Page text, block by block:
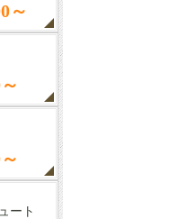
～
ート